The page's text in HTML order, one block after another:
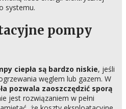
systemu.
pompy
ciepła są bardzo niskie, jeśli
węglem lub gazem. W
pozwala zaoszczędzić sporą
jest rozwiązaniem w pełni